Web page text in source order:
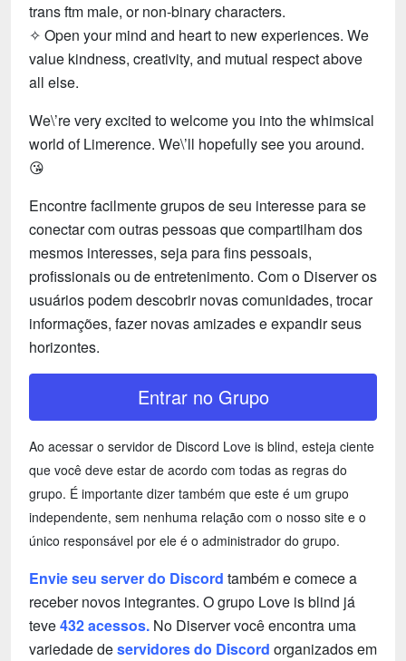
trans ftm male, or non-binary characters.
✧ Open your mind and heart to new experiences. We
value kindness, creativity, and mutual respect above
all else.
We\’re very excited to welcome you into the whimsical
world of Limerence. We\’ll hopefully see you around.
😘
Encontre facilmente grupos de seu interesse para se
conectar com outras pessoas que compartilham dos
mesmos interesses, seja para fins pessoais,
profissionais ou de entretenimento. Com o Diserver os
usuários podem descobrir novas comunidades, trocar
informações, fazer novas amizades e expandir seus
horizontes.
Entrar no Grupo
Ao acessar o servidor de Discord Love is blind, esteja ciente
que você deve estar de acordo com todas as regras do
grupo. É importante dizer também que este é um grupo
independente, sem nenhuma relação com o nosso site e o
único responsável por ele é o administrador do grupo.
Envie seu server do Discord também e comece a
receber novos integrantes. O grupo Love is blind já
teve432 acessos. No Diserver você encontra uma
variedade deservidores do Discord organizados em